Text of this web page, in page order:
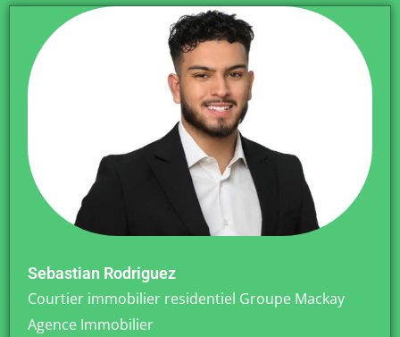
Sebastian Rodriguez
Courtier immobilier residentiel Groupe Mackay
Agence Immobilier